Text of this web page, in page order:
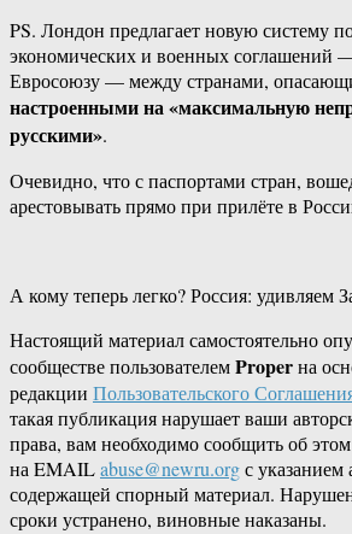
PS. Лондон предлагает новую систему
экономических и военных соглашений
Евросоюзу — между странами,
настроенными на «максимальную
русскими».
Очевидно, что с паспортами стран,
арестовывать прямо при прилёте в
А кому теперь легко? Россия: удивляем
Настоящий материал самостоятельно
сообществе пользователемProperна
редакции Пользовательского
такая публикация нарушает ваши
права, вам необходимо сообщить об
на EMAILabuse@newru.orgс
содержащей спорный материал.
сроки устранено, виновные наказаны.